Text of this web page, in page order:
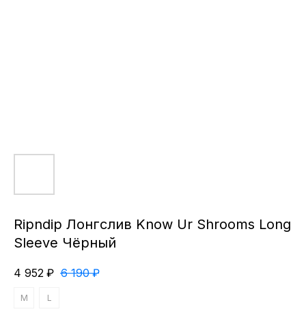
Ripndip Лонгслив Know Ur Shrooms Long
Sleeve Чёрный
4 952 ₽ 6 190 ₽
M L